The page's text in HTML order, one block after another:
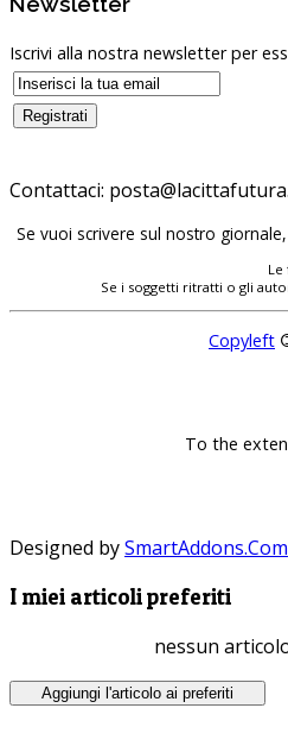
Iscrivi alla nostra newsletter per
Contattaci:
Se vuoi scrivere sul nostro
Se i soggetti ritratti o gli
Copyleft
To the
Designed bySmartAddons.Com
I miei articoli preferiti
nessun